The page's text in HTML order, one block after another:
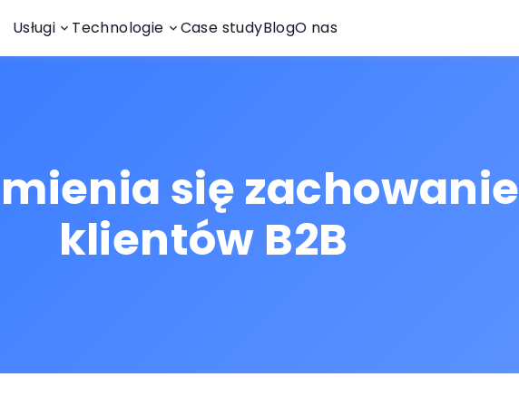
Usługi Technologie Case studyBlogO nas
się zachowanie
klientów B2B